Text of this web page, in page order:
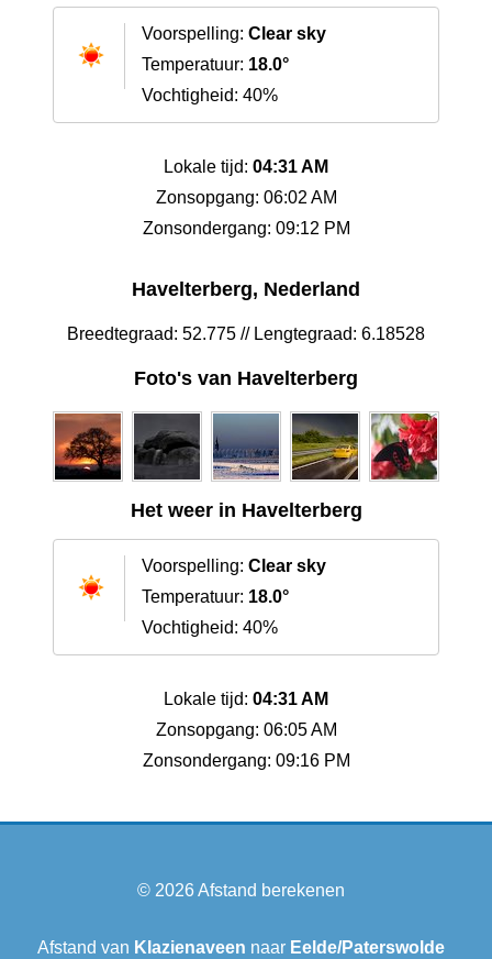
Voorspelling: Clear sky
Temperatuur: 18.0°
Vochtigheid: 40%
Lokale tijd: 04:31 AM
Zonsopgang: 06:02 AM
Zonsondergang: 09:12 PM
Havelterberg, Nederland
Breedtegraad: 52.775 // Lengtegraad: 6.18528
Foto's van Havelterberg
Het weer in Havelterberg
Voorspelling: Clear sky
Temperatuur: 18.0°
Vochtigheid: 40%
Lokale tijd: 04:31 AM
Zonsopgang: 06:05 AM
Zonsondergang: 09:16 PM
© 2026Afstand berekenen
Afstand van Klazienaveen naar Eelde/Paterswolde